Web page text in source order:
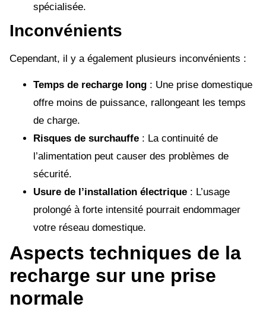
spécialisée.
Inconvénients
Cependant, il y a également plusieurs inconvénients :
Temps de recharge long : Une prise domestique
offre moins de puissance, rallongeant les temps
de charge.
Risques de surchauffe : La continuité de
l’alimentation peut causer des problèmes de
sécurité.
Usure de l’installation électrique : L’usage
prolongé à forte intensité pourrait endommager
votre réseau domestique.
Aspects techniques de la
recharge sur une prise
normale